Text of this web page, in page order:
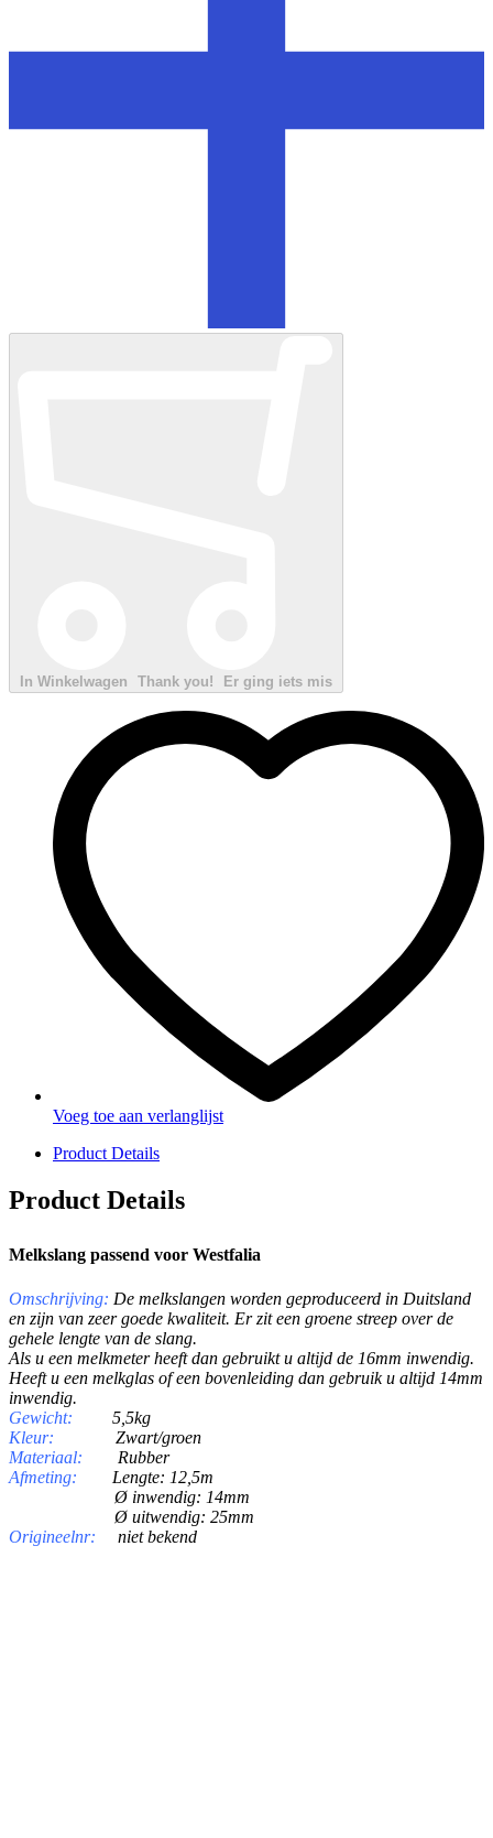
In Winkelwagen Thank you! Er ging iets mis
Voeg toe aan verlanglijst
Product Details
Product Details
Melkslang passend voor Westfalia
Omschrijving: De melkslangen worden geproduceerd in Duitsland
en zijn van zeer goede kwaliteit. Er zit een groene streep over de
gehele lengte van de slang.
Als u een melkmeter heeft dan gebruikt u altijd de 16mm inwendig.
Heeft u een melkglas of een bovenleiding dan gebruik u altijd 14mm
inwendig.
Gewicht:
5,5kg
Kleur: Zwart/groen
Materiaal: Rubber
Afmeting:
Lengte: 12,5m
Ø inwendig: 14mm
Ø uitwendig: 25mm
Origineelnr:
niet bekend